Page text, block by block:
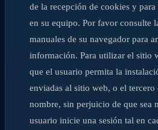
de la recepción de cookies y
en su equipo. Por favor consulte
manuales de su navegador para
información. Para utilizar el sitio
que el usuario permita la
enviadas al sitio web, o el tercero
nombre, sin perjuicio de que sea
usuario inicie una sesión tal en